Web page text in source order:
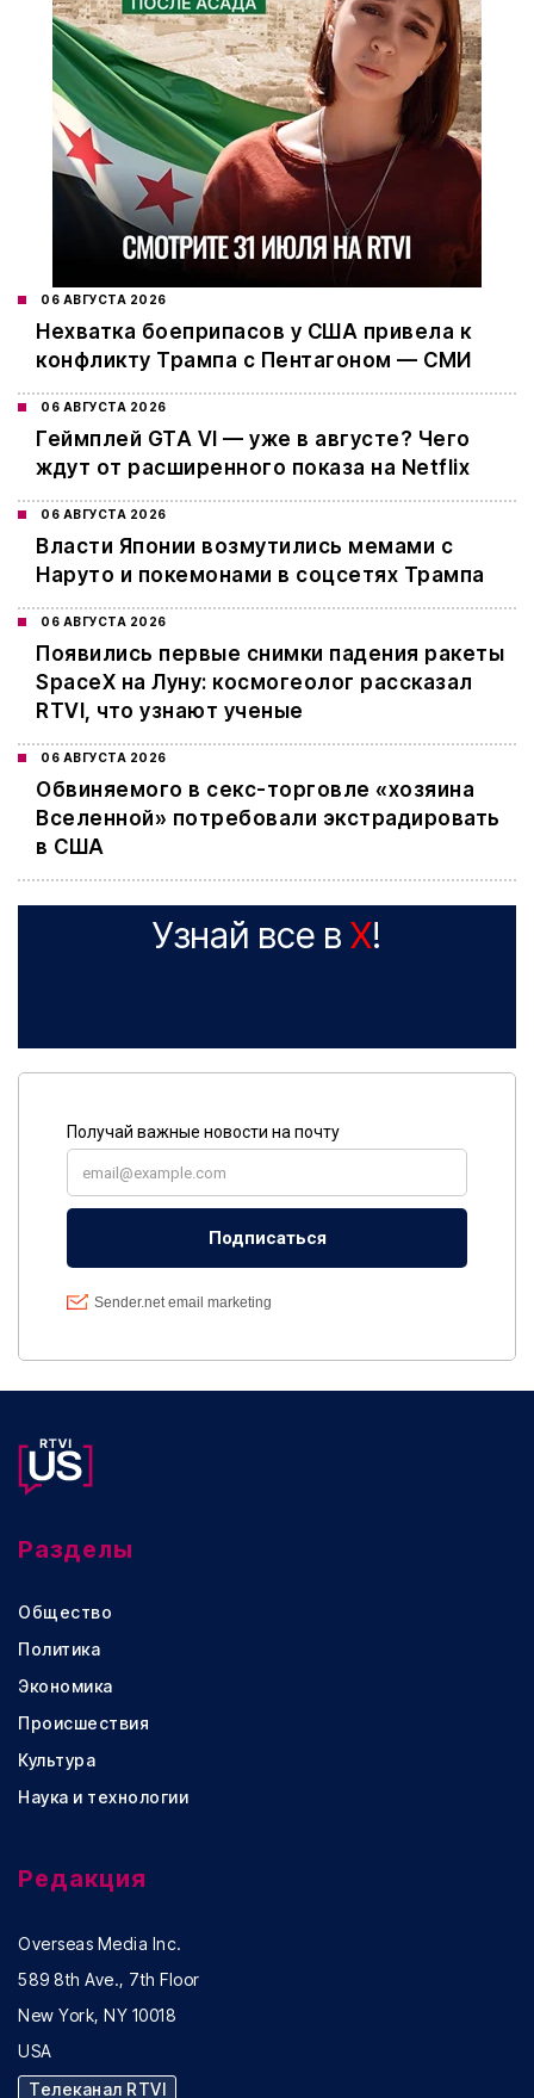
06 АВГУСТА 2026
Нехватка боеприпасов у США привела к
конфликту Трампа с Пентагоном — СМИ
06 АВГУСТА 2026
Геймплей GTA VI — уже в августе? Чего
ждут от расширенного показа на Netflix
06 АВГУСТА 2026
Власти Японии возмутились мемами с
Наруто и покемонами в соцсетях Трампа
06 АВГУСТА 2026
Появились первые снимки падения ракеты
SpaceX на Луну: космогеолог рассказал
RTVI, что узнают ученые
06 АВГУСТА 2026
Обвиняемого в секс-торговле «хозяина
Вселенной» потребовали экстрадировать
в США
Узнай все в X!
Разделы
Общество
Политика
Экономика
Происшествия
Культура
Наука и технологии
Редакция
Overseas Media Inc.
589 8th Ave., 7th Floor
New York, NY 10018
USA
Телеканал RTVI